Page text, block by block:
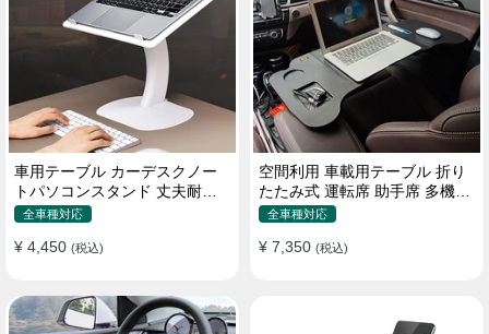
車用テーブル カーデスクノー
トパソコンスタンド 丈夫耐用
調整可能 車内車外 多機能用
全車種対応
¥ 4,450 (税込)
空間利用 車載用テーブル 折り
たたみ式 運転席 助手席 多機能
パソコン 食事 書き込み
全車種対応
¥ 7,350 (税込)